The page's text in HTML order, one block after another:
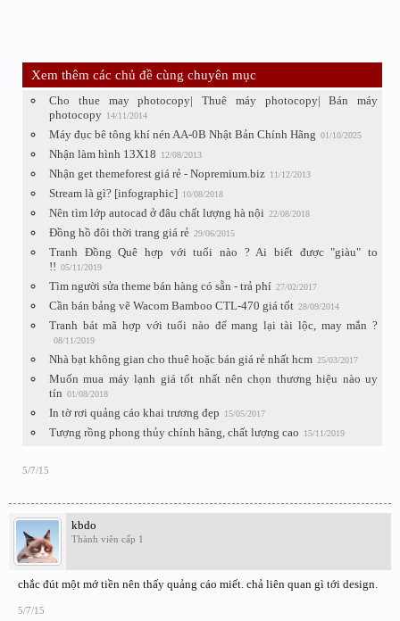
Xem thêm các chủ đề cùng chuyên mục
Cho thue may photocopy| Thuê máy photocopy| Bán máy
photocopy 14/11/2014
Máy đục bê tông khí nén AA-0B Nhật Bản Chính Hãng 01/10/2025
Nhận làm hình 13X18 12/08/2013
Nhận get themeforest giá rẻ - Nopremium.biz 11/12/2013
Stream là gì? [infographic] 10/08/2018
Nên tìm lớp autocad ở đâu chất lượng hà nội 22/08/2018
Đồng hồ đôi thời trang giá rẻ 29/06/2015
Tranh Đồng Quê hợp với tuổi nào ? Ai biết được "giàu" to
!! 05/11/2019
Tìm người sửa theme bán hàng có sẵn - trả phí 27/02/2017
Cần bán bảng vẽ Wacom Bamboo CTL-470 giá tốt 28/09/2014
Tranh bát mã hợp với tuổi nào để mang lại tài lộc, may mắn ?
08/11/2019
Nhà bạt không gian cho thuê hoặc bán giá rẻ nhất hcm 25/03/2017
Muốn mua máy lạnh giá tốt nhất nên chọn thương hiệu nào uy
tín 01/08/2018
In tờ rơi quảng cáo khai trương đẹp 15/05/2017
Tượng rồng phong thủy chính hãng, chất lượng cao 15/11/2019
5/7/15
kbdo
Thành viên cấp 1
chắc đút một mớ tiền nên thấy quảng cáo miết. chả liên quan gì tới design.
5/7/15